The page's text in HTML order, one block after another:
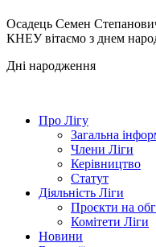
Осадець Семен
КНЕУ вітаємо з днем
Дні народження
Про Лігу
Загальна
Члени Ліги
Керівництво
Статут
Діяльність Ліги
Проєкти на
Комітети Ліги
Новини